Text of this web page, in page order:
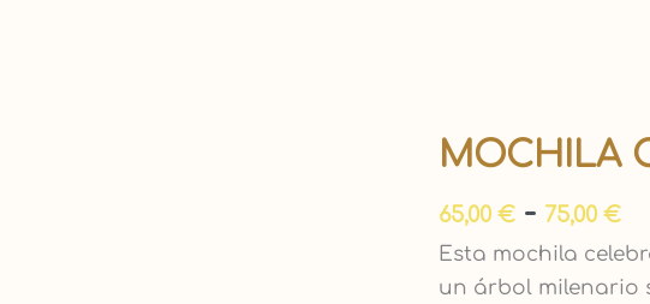
MOCHILA
65,00 € - 75,00 €
Esta mochila
un árbol milenario
Mochila
"Ginkgo
biloba"
cantidad